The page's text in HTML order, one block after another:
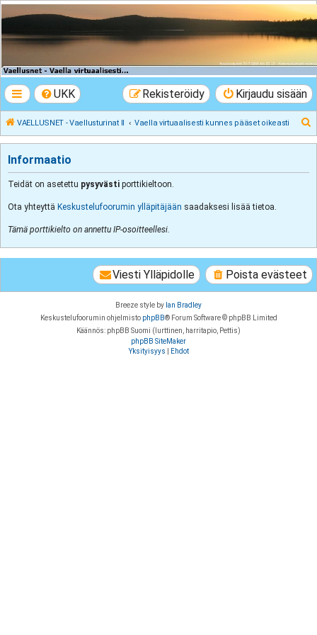
VAELLUSNET -
Vaellusturinat II
UKK Kirjaudu sisään
Rekisteröidy
VAELLUSNET - Vaellusturinat II Vaella virtuaalisesti kunnes pääset oikeasti
Informaatio
Teidät on asetettu pysyvästi porttikieltoon.
Ota yhteyttä Keskustelufoorumin ylläpitäjään saadaksesi lisää tietoa.
Tämä porttikielto on annettu IP-osoitteellesi.
Poista evästeet
Viesti Ylläpidolle
Breeze style by Ian Bradley
Keskustelufoorumin ohjelmisto phpBB® Forum Software © phpBB Limited
Käännös: phpBB Suomi (lurttinen, harritapio, Pettis)
phpBB SiteMaker
Yksityisyys
Ehdot